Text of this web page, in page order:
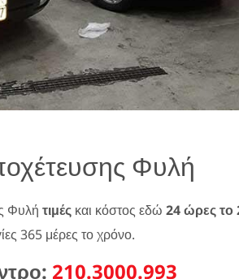
Φυλή
Φυλή τιμές και κόστος εδώ 24 ώρες
365 μέρες το χρόνο.
210.3000.993